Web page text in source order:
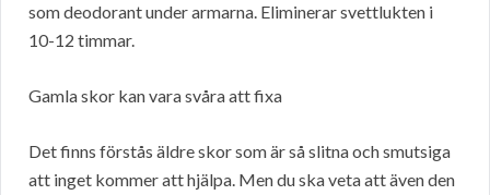
som deodorant under armarna. Eliminerar svettlukten i
10-12 timmar.
Gamla skor kan vara svåra att fixa
Det finns förstås äldre skor som är så slitna och smutsiga
att inget kommer att hjälpa. Men du ska veta att även den